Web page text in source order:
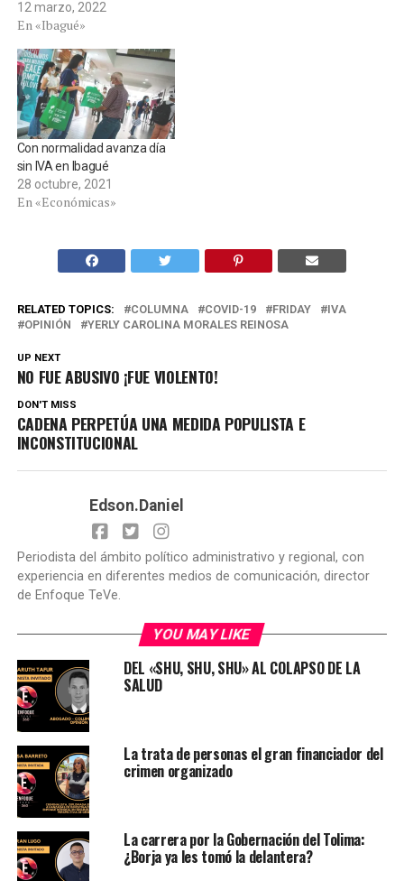
12 marzo, 2022
En «Ibagué»
Con normalidad avanza día
sin IVA en Ibagué
28 octubre, 2021
En «Económicas»
RELATED TOPICS: COLUMNA COVID-19 FRIDAY
IVA
OPINIÓN
YERLY CAROLINA MORALES REINOSA
UP NEXT
NO FUE ABUSIVO ¡FUE VIOLENTO!
DON'T MISS
CADENA PERPETÚA UNA MEDIDA POPULISTA E
INCONSTITUCIONAL
Edson.Daniel
Periodista del ámbito político administrativo y regional, con
experiencia en diferentes medios de comunicación, director
de Enfoque TeVe.
YOU MAY LIKE
DEL «SHU, SHU, SHU» AL COLAPSO DE LA
SALUD
La trata de personas el gran financiador del
crimen organizado
La carrera por la Gobernación del Tolima:
¿Borja ya les tomó la delantera?